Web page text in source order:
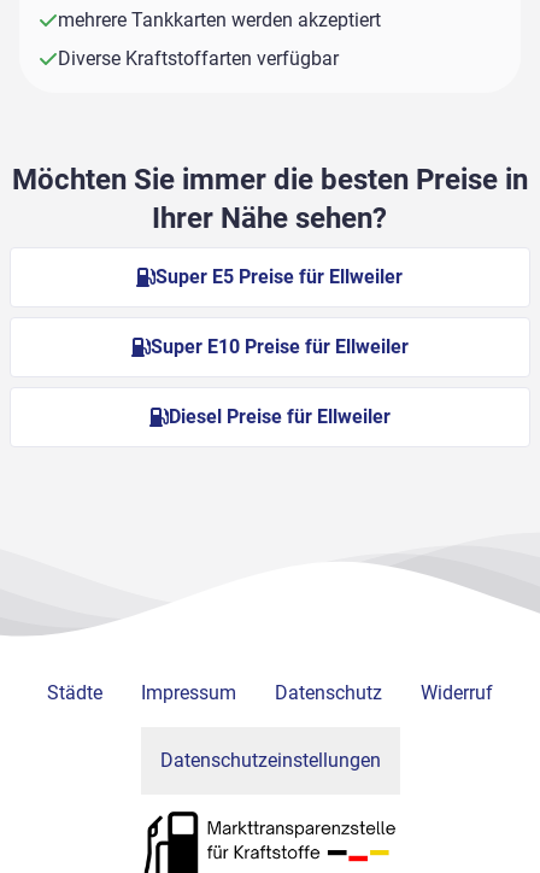
mehrere Tankkarten werden akzeptiert
Diverse Kraftstoffarten verfügbar
Möchten Sie immer die besten Preise in
Ihrer Nähe sehen?
Super E5 Preise für Ellweiler
Super E10 Preise für Ellweiler
Diesel Preise für Ellweiler
Städte Impressum Datenschutz Widerruf
Datenschutzeinstellungen